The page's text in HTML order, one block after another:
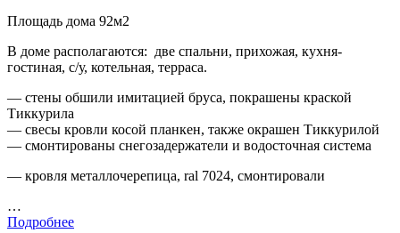
Площадь дома 92м2
В доме располагаются: две спальни, прихожая, кухня-
гостиная, с/у, котельная, терраса.
— стены обшили имитацией бруса, покрашены краской
Тиккурила
— свесы кровли косой планкен, также окрашен Тиккурилой
— смонтированы снегозадержатели и водосточная система
— кровля металлочерепица, ral 7024, смонтировали
…
Подробнее